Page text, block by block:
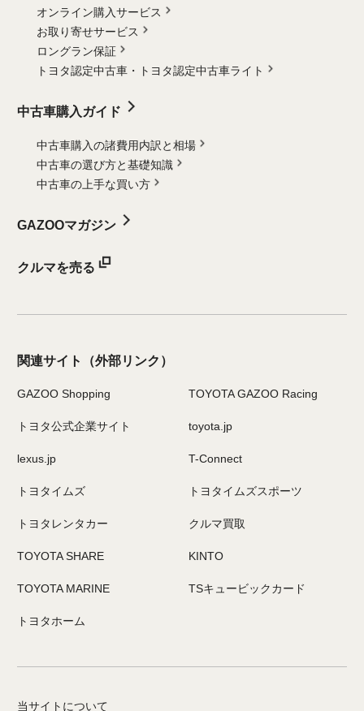
オンライン購入サービス
お取り寄せサービス
ロングラン保証
トヨタ認定中古車・
トヨタ認定中古車ライト
中古車購入ガイド
中古車購入の諸費用内訳と相場
中古車の選び方と基礎知識
中古車の上手な買い方
GAZOOマガジン
クルマを売る
関連サイト （外部リンク）
GAZOO Shopping TOYOTA GAZOO Racing
トヨタ公式企業サイト toyota.jp
lexus.jp T-Connect
トヨタイムズ トヨタイムズスポーツ
トヨタレンタカー クルマ買取
TOYOTA SHARE KINTO
TOYOTA MARINE TSキュービックカード
トヨタホーム
当サイトについて